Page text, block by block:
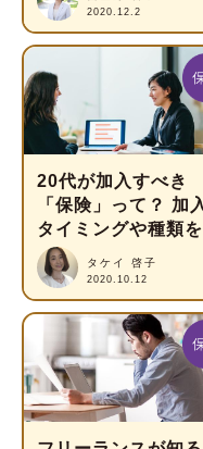
2020.12.2
20代が加入すべき
「保険」って？ 加
タイミングや種類
ース別にシミュレー
ョン
タケイ 啓子
2020.10.12